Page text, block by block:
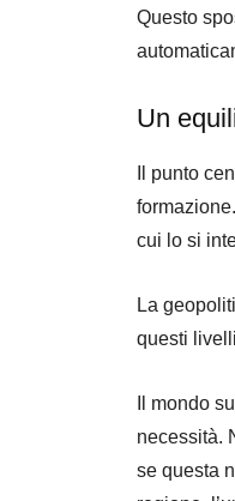
Questo
Un
Il punto
cui lo si
La
questi
Il mondo
necessità.
se questa